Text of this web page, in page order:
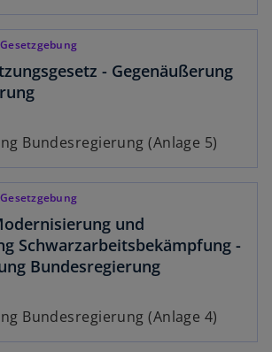
- Gegenäußerung
Bundesregierung (Anlage 5)
und
Schwarzarbeitsbekämpfung -
Bundesregierung
Bundesregierung (Anlage 4)